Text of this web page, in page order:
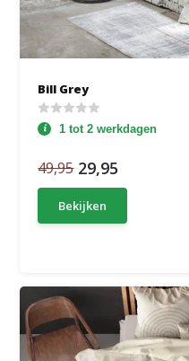
Bill Grey
1 tot 2 werkdagen
49,95 29,95
Bekijken